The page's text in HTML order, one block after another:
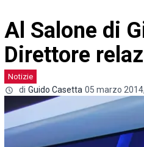
Al Salone di
Direttore
Notizie
di Guido Casetta 05 marzo